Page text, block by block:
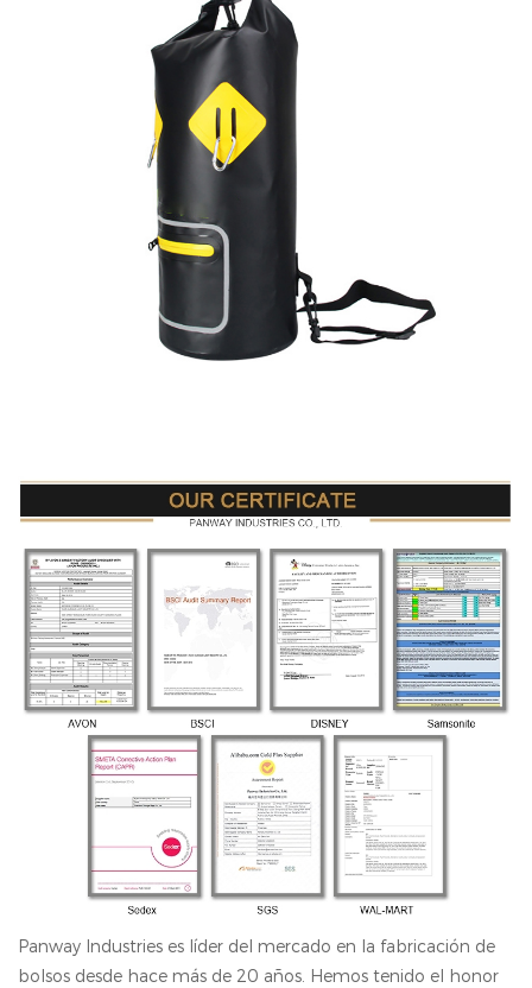
Panway Industries es líder del mercado en la fabricación de
bolsos desde hace más de 20 años. Hemos tenido el honor